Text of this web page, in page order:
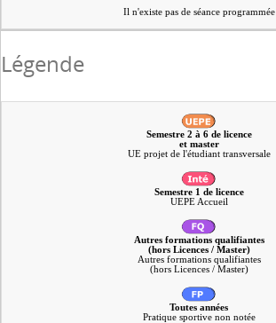
Il n'existe pas de séance programmée
Légende
Semestre 2 à 6 de licence
et master
UE projet de l'étudiant transversale
Semestre 1 de licence
UEPE Accueil
Autres formations qualifiantes
(hors Licences / Master)
Autres formations qualifiantes
(hors Licences / Master)
Toutes années
Pratique sportive non notée